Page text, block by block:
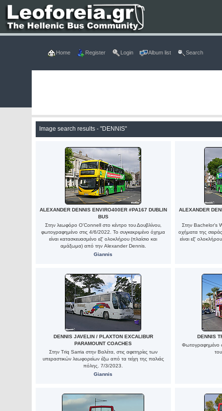
Home Register Login Album list Search
Image search results - "DENNIS"
ALEXANDER DENNIS ENVIRO400ER #PA167 DUBLIN
BUS
Στην λεωφόρο O'Connell στο κέντρο του Δουβλίνου,
φωτογραφημένο στις 4/6/2022. Το συγκεκριμένο όχημα
είναι κατασκευασμένο εξ' ολοκλήρου (πλαίσιο και
αμάξωμα) από την Alexander Dennis.
Giannis
ALEXANDER
Στην Bachelor's
οχήματα της σειράς
είναι εξ'
DENNIS JAVELIN / PLAXTON EXCALIBUR
PARAMOUNT COACHES
Στην Triq Sarria στην Βαλέτα, στις αφετηρίες των
υπεραστικών λεωφορείων έξω από τα τείχη της παλιάς
πόλης. 7/3/2023.
Giannis
DENNIS
Φωτογραφημένο